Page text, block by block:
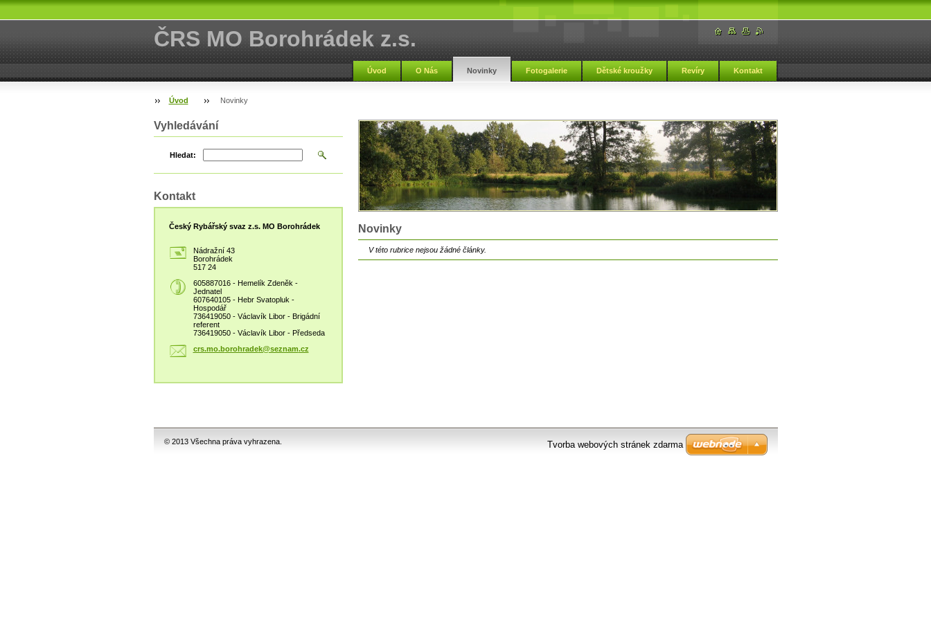
ČRS MO Borohrádek z.s.
Úvod O Nás Novinky Fotogalerie Dětské kroužky Revíry Kontakt
Úvod Novinky
Novinky
V této rubrice nejsou žádné články.
Vyhledávání
Hledat:
Kontakt
Český Rybářský svaz z.s. MO Borohrádek
Nádražní 43
Borohrádek
517 24
605887016 - Hemelík Zdeněk -
Jednatel
607640105 - Hebr Svatopluk -
Hospodář
736419050 - Václavík Libor - Brigádní
referent
736419050 - Václavík Libor - Předseda
crs.mo.borohradek@seznam.cz
© 2013 Všechna práva vyhrazena. Tvorba webových stránek zdarma